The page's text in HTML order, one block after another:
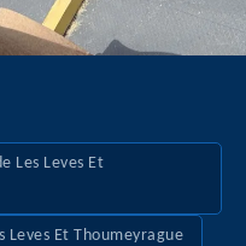
Les Leves Et
Et Thoumeyrague